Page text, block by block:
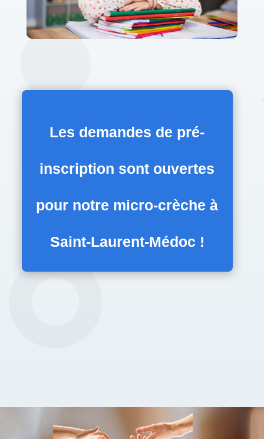
Les demandes de pré-
inscription sont ouvertes
pour notre micro-crèche à
Saint-Laurent-Médoc !